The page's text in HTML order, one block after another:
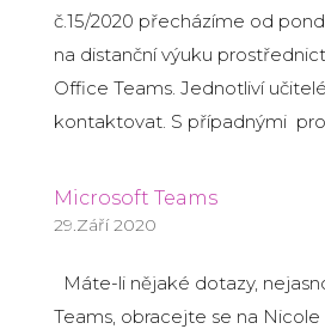
č.15/2020 přecházíme od
na distanční výuku
Office Teams. Jednotliví
kontaktovat. S případnými
Microsoft Teams
29.Září 2020
Máte-li nějaké dotazy,
Teams, obracejte se na